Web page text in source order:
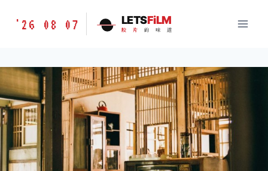
胶
味
道
LETSFILM
'26 08 07 LETSFiLM
胶 片 的 味 道